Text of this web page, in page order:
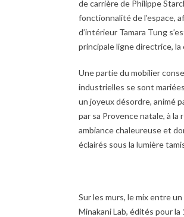
de carrière de Philippe
fonctionnalité de l’espace,
d’intérieur Tamara Tung
principale ligne directrice, la
Une partie du mobilier
industrielles se sont
un joyeux désordre, animé
par sa Provence natale, à
ambiance chaleureuse et
éclairés sous la lumière
Sur les murs, le mix entre
Minakani Lab, édités pour